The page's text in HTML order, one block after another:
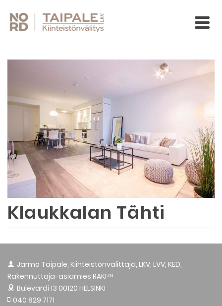
Klaukkalan Tähti
Jarmo Taipale, Kiinteistönvälittäjä, LKV, LVV, KED,
Rakennuttaja-asiamies RAKI™
Bulevardi 13 00120 HELSINKI
040 829 7171